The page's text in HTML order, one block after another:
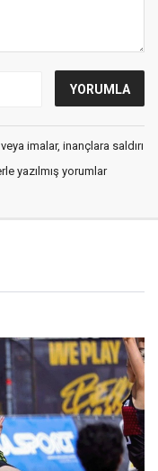
imalar, inançlara saldırı
yazılmış yorumlar